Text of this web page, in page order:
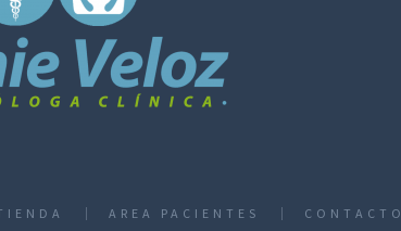
AREA PACIENTES CONTACTO